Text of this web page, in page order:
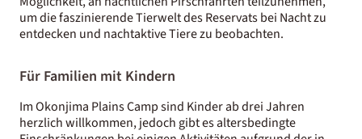
um die faszinierende Tierwelt des Reservats bei Nacht zu
entdecken und nachtaktive Tiere zu beobachten.
Für Familien mit Kindern
Im Okonjima Plains Camp sind Kinder ab drei Jahren
herzlich willkommen, jedoch gibt es altersbedingte